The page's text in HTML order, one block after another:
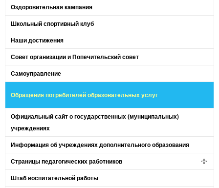
Оздоровительная кампания
Школьный спортивный клуб
Наши достижения
Совет организации и Попечительский совет
Самоуправление
Обращения потребителей образовательных услуг
Официальный сайт о государственных (муниципальных)
учреждениях
Информация об учреждениях дополнительного образования
Страницы педагогических работников
Штаб воспитательной работы